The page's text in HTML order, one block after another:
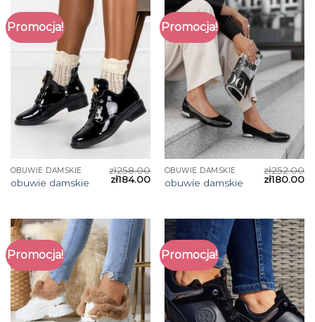
Promocja!
OBUWIE DAMSKIE
obuwie damskie
zł258.00
zł184.00
Promocja!
OBUWIE DAMSKIE
obuwie damskie
zł252.00
zł180.00
Promocja! Promocja!